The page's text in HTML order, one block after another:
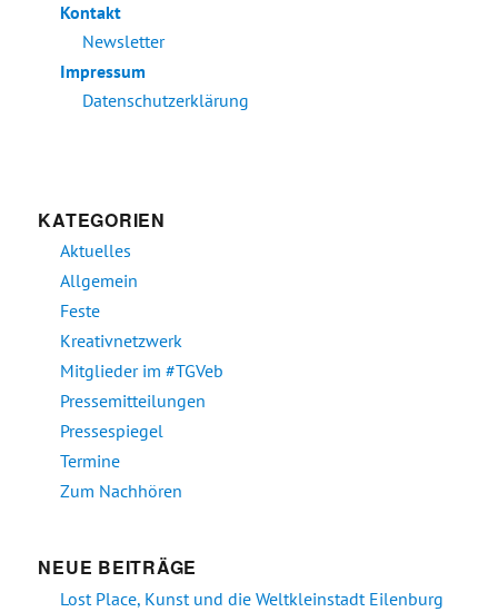
Kontakt
Newsletter
Impressum
Datenschutzerklärung
KATEGORIEN
Aktuelles
Allgemein
Feste
Kreativnetzwerk
Mitglieder im #TGVeb
Pressemitteilungen
Pressespiegel
Termine
Zum Nachhören
NEUE BEITRÄGE
Lost Place, Kunst und die Weltkleinstadt Eilenburg